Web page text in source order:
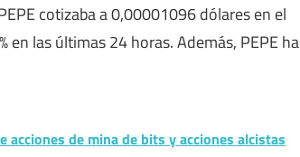
cotizaba a 0,00001096 dólares en el
las últimas 24 horas. Además, PEPE ha
de mina de bits y acciones alcistas